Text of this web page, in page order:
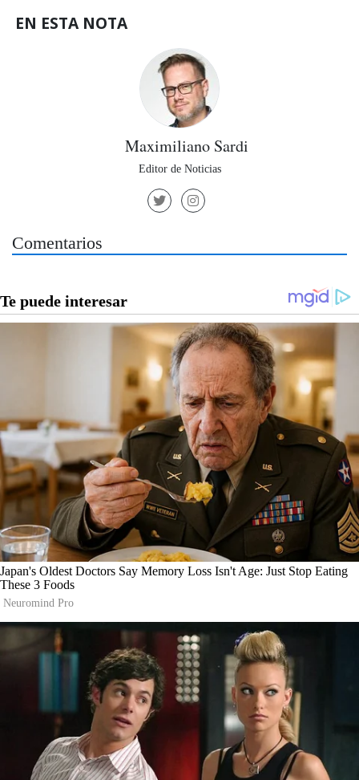
EN ESTA NOTA
Maximiliano Sardi
Editor de Noticias
Comentarios